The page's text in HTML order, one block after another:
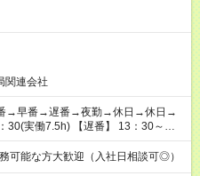
関連会社
番→早番→遅番→夜勤→休日→休日→
：00～翌9：30(実働11.5h) 曜日
もラクラク！ 高時給のため少ない
能な方大歓迎（入社日相談可◎）